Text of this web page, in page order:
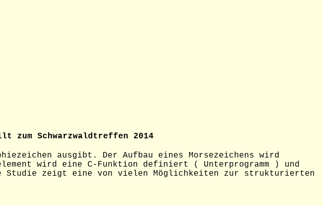
2014
ausgibt. Der Aufbau eines Morsezeichens wird
wird eine C-Funktion definiert ( Unterprogramm ) und
Studie zeigt eine von vielen Möglichkeiten zur strukturierten